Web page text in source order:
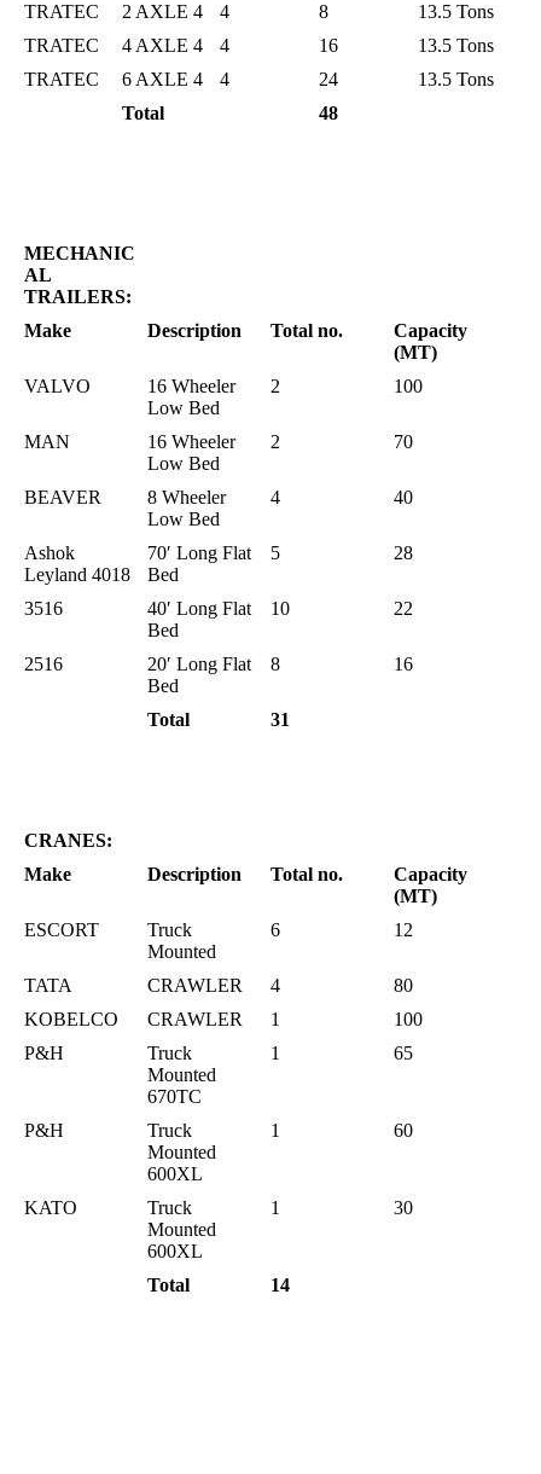
TRATEC
2 AXLE 4 4 8
13.5 Tons
TRATEC
4 AXLE 4 4 16
13.5 Tons
TRATEC
6 AXLE 4 4 24
13.5 Tons
Total
48
MECHANIC
AL
TRAILERS:
Make
Description Total no.
Capacity
(MT)
VALVO
16 Wheeler
Low Bed
2 100
MAN
16 Wheeler
Low Bed
2 70
BEAVER
8 Wheeler
Low Bed
4 40
Ashok
Leyland 4018
70′ Long Flat
Bed
5 28
3516
40′ Long Flat
Bed
10 22
2516
20′ Long Flat
Bed
8 16
Total 31
CRANES:
Make
Description Total no.
Capacity
(MT)
ESCORT
Truck
Mounted
6 12
TATA CRAWLER 4
80
KOBELCO
CRAWLER 1
100
P&H
Truck
Mounted
670TC
1 65
P&H
Truck
Mounted
600XL
1 60
KATO
Truck
Mounted
600XL
1 30
Total 14